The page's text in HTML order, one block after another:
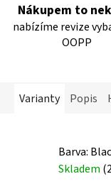
Nákupem to
nabízíme revize
OOPP
Varianty Popis
Barva:
Skladem